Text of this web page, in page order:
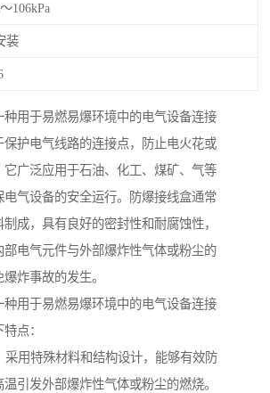
106kPa
装
种用于易燃易爆环境中的电气设备连接
保护电气线路的连接点，防止电火花或
它广泛应用于石油、化工、煤矿、气等
电气设备的安全运行。防爆接线盒通常
成，具有良好的密封性和耐腐蚀性，
部电气元件与外部爆炸性气体或粉尘的
炸事故的发生。
种用于易燃易爆环境中的电气设备连接
点：
采用特殊材料和结构设计，能够有效防
引发外部爆炸性气体或粉尘的燃烧。